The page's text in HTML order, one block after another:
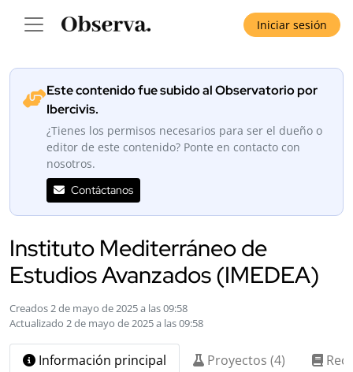
Iniciar sesión
Este contenido fue subido al Observatorio por
Ibercivis.
¿Tienes los permisos necesarios para ser el dueño o
editor de este contenido? Ponte en contacto con
nosotros.
Contáctanos
Instituto Mediterráneo de
Estudios Avanzados (IMEDEA)
Creados 2 de mayo de 2025 a las 09:58
Actualizado 2 de mayo de 2025 a las 09:58
Información principal Proyectos (4)